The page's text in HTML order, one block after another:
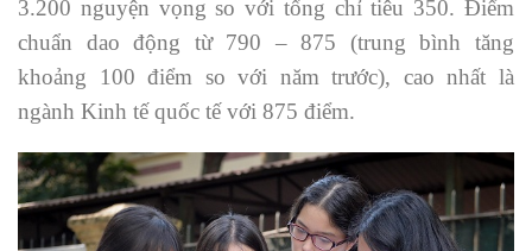
3.200 nguyện vọng so với tổng chỉ tiêu 350. Điểm
chuẩn dao động từ 790 – 875 (trung bình tăng
khoảng 100 điểm so với năm trước), cao nhất là
ngành Kinh tế quốc tế với 875 điểm.